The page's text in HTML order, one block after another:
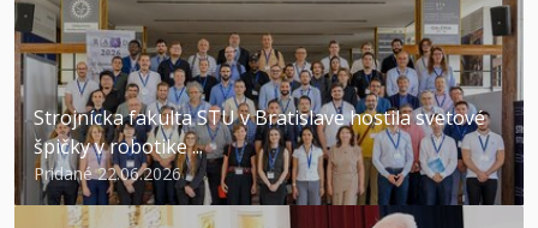
Strojnícka fakulta STU v Bratislave hostila svetové
špičky v robotike ...
Pridané 22.06.2026